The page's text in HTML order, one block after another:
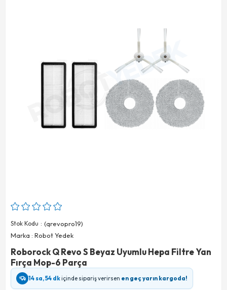
Stok Kodu
(qrevopro19)
Marka : Robot Yedek
Roborock Q Revo S Beyaz Uyumlu Hepa Filtre Yan
Fırça Mop-6 Parça
14 sa, 54 dkiçinde sipariş verirsen en geç yarın kargoda!